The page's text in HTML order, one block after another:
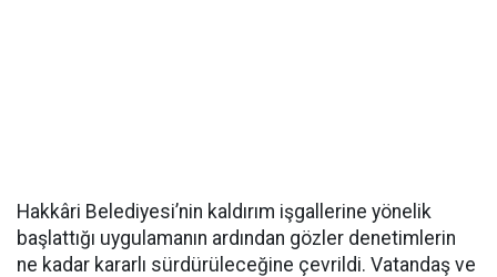
Hakkâri Belediyesi’nin kaldırım işgallerine yönelik
başlattığı uygulamanın ardından gözler denetimlerin
ne kadar kararlı sürdürüleceğine çevrildi. Vatandaş ve